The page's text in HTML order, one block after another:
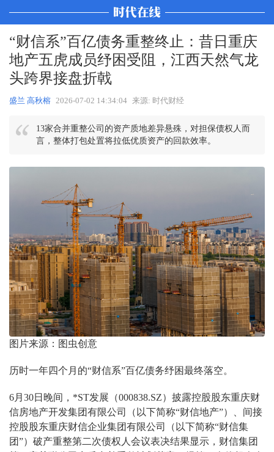
“财信系”百亿债务重整终止：昔日重庆
地产五虎成员纾困受阻，江西天然气龙
头跨界接盘折戟
盛兰 高秋榕 2026-07-02 14:34:04 来源: 时代财经
13家合并重整公司的资产质地差异悬殊，对担保债权人而
言，整体打包处置将拉低优质资产的回款效率。
图片来源：图虫创意
历时一年四个月的“财信系”百亿债务纾困最终落空。
6月30日晚间，*ST发展（000838.SZ）披露控股股东重庆财
信房地产开发集团有限公司（以下简称“财信地产”）、间接
控股股东重庆财信企业集团有限公司（以下简称“财信集
团”）破产重整第二次债权人会议表决结果显示，财信集团